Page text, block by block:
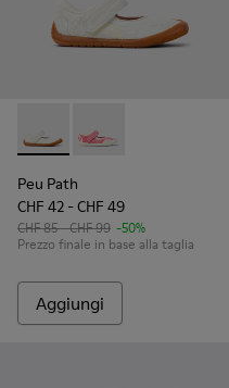
Peu Path - K800692-001
Peu Path -
Peu Path
CHF 42 - CHF 49
CHF 85 - CHF 99 -50%
Prezzo finale in base alla taglia
Aggiungi